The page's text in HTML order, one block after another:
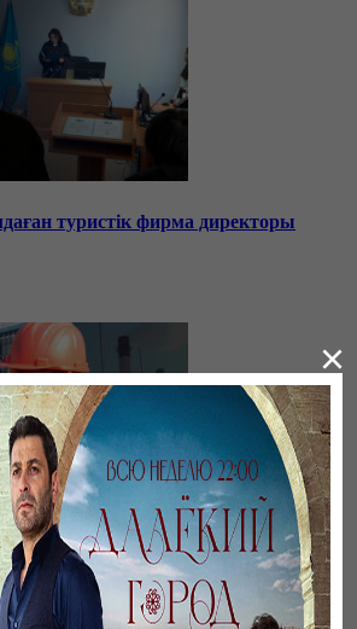
туристік фирма директоры
жалақы көтеруді талап етті
×